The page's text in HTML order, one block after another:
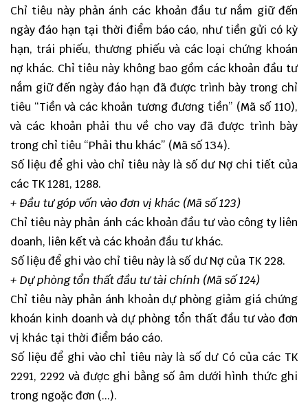
Chỉ tiêu này phản ánh các khoản đầu tư nắm giữ đến
ngày đáo hạn tại thời điểm báo cáo, như tiền gửi có kỳ
hạn, trái phiếu, thương phiếu và các loại chứng khoán
nợ khác. Chỉ tiêu này không bao gồm các khoản đầu tư
nắm giữ đến ngày đáo hạn đã được trình bày trong chỉ
tiêu “Tiền và các khoản tương đương tiền” (Mã số 110),
và các khoản phải thu về cho vay đã được trình bày
trong chỉ tiêu “Phải thu khác” (Mã số 134).
Số liệu để ghi vào chỉ tiêu này là số dư Nợ chi tiết của
các TK 1281, 1288.
+ Đầu tư góp vốn vào đơn vị khác (Mã số 123)
Chỉ tiêu này phản ánh các khoản đầu tư vào công ty liên
doanh, liên kết và các khoản đầu tư khác.
Số liệu để ghi vào chỉ tiêu này là số dư Nợ của TK 228.
+ Dự phòng tổn thất đầu tư tài chính (Mã số 124)
Chỉ tiêu này phản ánh khoản dự phòng giảm giá chứng
khoán kinh doanh và dự phòng tổn thất đầu tư vào đơn
vị khác tại thời điểm báo cáo.
Số liệu để ghi vào chỉ tiêu này là số dư Có của các TK
2291, 2292 và được ghi bằng số âm dưới hình thức ghi
trong ngoặc đơn (...).